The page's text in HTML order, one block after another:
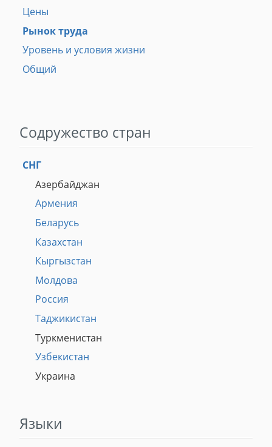
Цены
Рынок труда
Уровень и условия жизни
Общий
Содружество стран
СНГ
Азербайджан
Армения
Беларусь
Казахстан
Кыргызстан
Молдова
Россия
Таджикистан
Туркменистан
Узбекистан
Украина
Языки